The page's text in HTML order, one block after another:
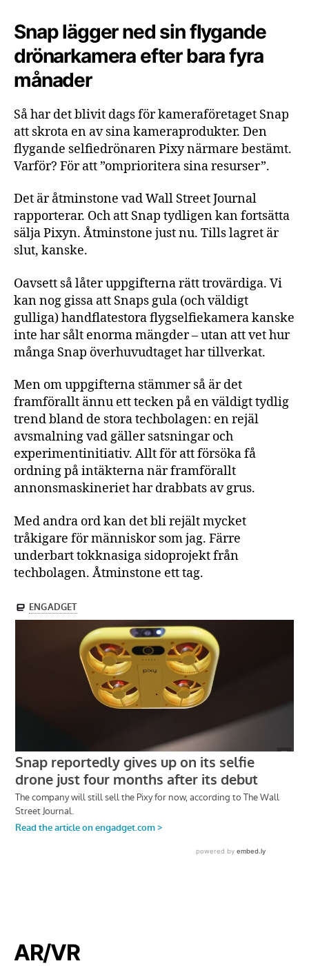
Snap lägger ned sin flygande
drönarkamera efter bara fyra
månader
Så har det blivit dags för kameraföretaget Snap
att skrota en av sina kameraprodukter. Den
flygande selfiedrönaren Pixy närmare bestämt.
Varför? För att ”omprioritera sina resurser”.
Det är åtminstone vad Wall Street Journal
rapporterar. Och att Snap tydligen kan fortsätta
sälja Pixyn. Åtminstone just nu. Tills lagret är
slut, kanske.
Oavsett så låter uppgifterna rätt trovärdiga. Vi
kan nog gissa att Snaps gula (och väldigt
gulliga) handflatestora flygselfiekamera kanske
inte har sålt enorma mängder – utan att vet hur
många Snap överhuvudtaget har tillverkat.
Men om uppgifterna stämmer så är det
framförallt ännu ett tecken på en väldigt tydlig
trend bland de stora techbolagen: en rejäl
avsmalning vad gäller satsningar och
experimentinitiativ. Allt för att försöka få
ordning på intäkterna när framförallt
annonsmaskineriet har drabbats av grus.
Med andra ord kan det bli rejält mycket
tråkigare för människor som jag. Färre
underbart tokknasiga sidoprojekt från
techbolagen. Åtminstone ett tag.
AR/VR